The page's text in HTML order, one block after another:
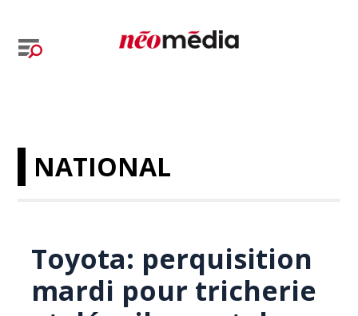
NATIONAL
Toyota: perquisition
mardi pour tricherie